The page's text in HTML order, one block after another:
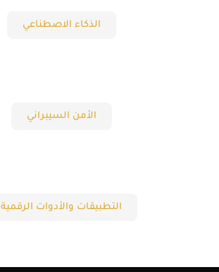
الذكاء الاصطناعي
الأمن السيبراني
التطبيقات والأدوات الرقمية